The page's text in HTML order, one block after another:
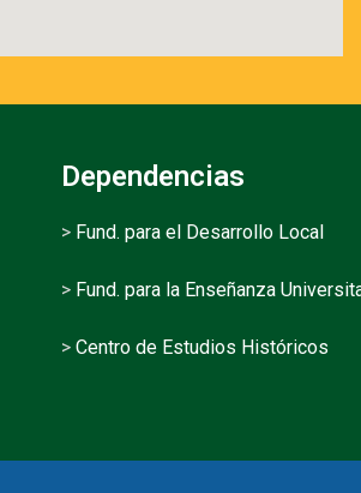
Dependencias
> Fund. para el Desarrollo Local
> Fund. para la Enseñanza
> Centro de Estudios Históricos